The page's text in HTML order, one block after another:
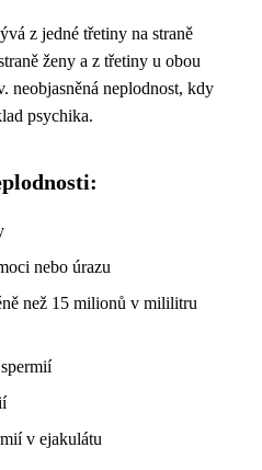
z jedné třetiny na straně
ženy a z třetiny u obou
neobjasněná neplodnost, kdy
psychika.
nebo úrazu
než 15 milionů v mililitru
v ejakulátu